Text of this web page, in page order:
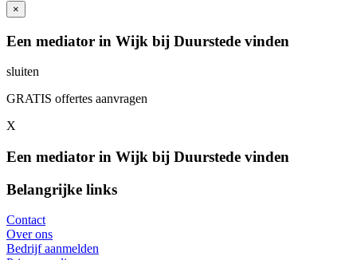
×
Een mediator in Wijk bij Duurstede vinden
sluiten
GRATIS offertes aanvragen
X
Een mediator in Wijk bij Duurstede vinden
Belangrijke links
Contact
Over ons
Bedrijf aanmelden